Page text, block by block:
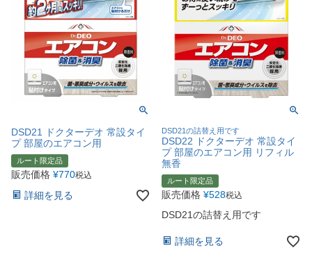
DSD21 ドクターデオ 常設タイ
プ 部屋のエアコン用
ルート限定品
販売価格 ¥770税込
詳細を見る
DSD21の詰替え用です
DSD22 ドクターデオ 常設タイ
プ 部屋のエアコン用 リフィル
無香
ルート限定品
販売価格 ¥528税込
DSD21の詰替え用です
詳細を見る